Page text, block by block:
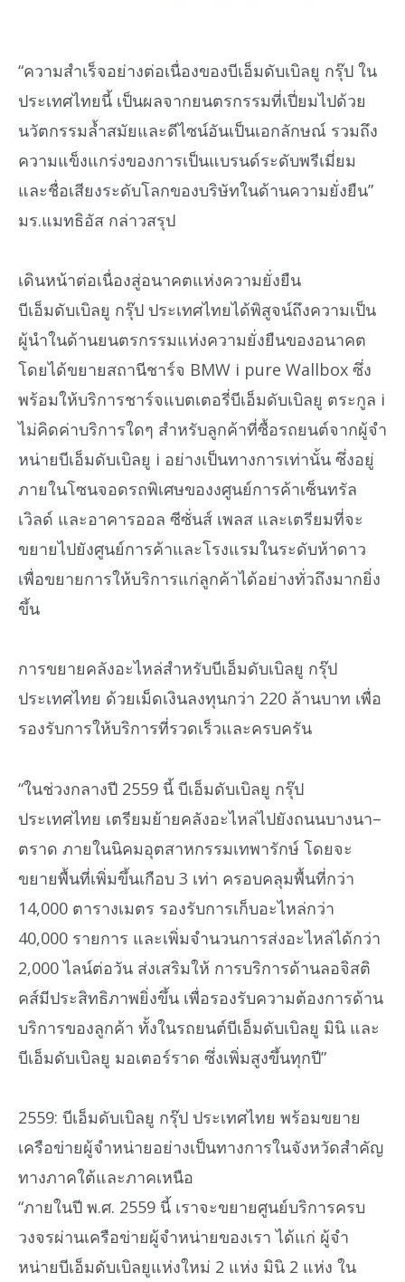
“ความสำเร็จอย่างต่อเนื่องของบีเอ็มดับเบิลยู กรุ๊ป ใน
ประเทศไทยนี้ เป็นผลจากยนตรกรรมที่เปี่ยมไปด้วย
นวัตกรรมล้ำสมัยและดีไซน์อันเป็นเอกลักษณ์ รวมถึง
ความแข็งแกร่งของการเป็นแบรนด์ระดับพรีเมี่ยม
และชื่อเสียงระดับโลกของบริษัทในด้านความยั่งยืน”
มร.แมทธิอัส กล่าวสรุป
เดินหน้าต่อเนื่องสู่อนาคตแห่งความยั่งยืน
บีเอ็มดับเบิลยู กรุ๊ป ประเทศไทยได้พิสูจน์ถึงความเป็น
ผู้นำในด้านยนตรกรรมแห่งความยั่งยืนของอนาคต
โดยได้ขยายสถานีชาร์จ BMW i pure Wallbox ซึ่ง
พร้อมให้บริการชาร์จแบตเตอรี่บีเอ็มดับเบิลยู ตระกูล i
ไม่คิดค่าบริการใดๆ สำหรับลูกค้าที่ซื้อรถยนต์จากผู้จำ
หน่ายบีเอ็มดับเบิลยู i อย่างเป็นทางการเท่านั้น ซึ่งอยู่
ภายในโซนจอดรถพิเศษของงศูนย์การค้าเซ็นทรัล
เวิลด์ และอาคารออล ซีซั่นส์ เพลส และเตรียมที่จะ
ขยายไปยังศูนย์การค้าและโรงแรมในระดับห้าดาว
เพื่อขยายการให้บริการแก่ลูกค้าได้อย่างทั่วถึงมากยิ่ง
ขึ้น
การขยายคลังอะไหล่สำหรับบีเอ็มดับเบิลยู กรุ๊ป
ประเทศไทย ด้วยเม็ดเงินลงทุนกว่า 220 ล้านบาท เพื่อ
รองรับการให้บริการที่รวดเร็วและครบครัน
“ในช่วงกลางปี 2559 นี้ บีเอ็มดับเบิลยู กรุ๊ป
ประเทศไทย เตรียมย้ายคลังอะไหล่ไปยังถนนบางนา–
ตราด ภายในนิคมอุตสาหกรรมเทพารักษ์ โดยจะ
ขยายพื้นที่เพิ่มขึ้นเกือบ 3 เท่า ครอบคลุมพื้นที่กว่า
14,000 ตารางเมตร รองรับการเก็บอะไหล่กว่า
40,000 รายการ และเพิ่มจำนวนการส่งอะไหล่ได้กว่า
2,000 ไลน์ต่อวัน ส่งเสริมให้ การบริการด้านลอจิสติ
คส์มีประสิทธิภาพยิ่งขึ้น เพื่อรองรับความต้องการด้าน
บริการของลูกค้า ทั้งในรถยนต์บีเอ็มดับเบิลยู มินิ และ
บีเอ็มดับเบิลยู มอเตอร์ราด ซึ่งเพิ่มสูงขึ้นทุกปี”
2559: บีเอ็มดับเบิลยู กรุ๊ป ประเทศไทย พร้อมขยาย
เครือข่ายผู้จำหน่ายอย่างเป็นทางการในจังหวัดสำคัญ
ทางภาคใต้และภาคเหนือ
“ภายในปี พ.ศ. 2559 นี้ เราจะขยายศูนย์บริการครบ
วงจรผ่านเครือข่ายผู้จำหน่ายของเรา ได้แก่ ผู้จำ
หน่ายบีเอ็มดับเบิลยูแห่งใหม่ 2 แห่ง มินิ 2 แห่ง ใน